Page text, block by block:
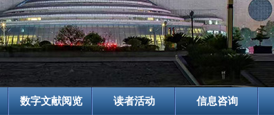
数字文献阅览 读者活动 信息咨询